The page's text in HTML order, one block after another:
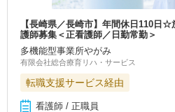
【長崎県／長崎市】年間休日110日
護師募集＜正看護師／日勤常勤＞
多機能型事業所やがみ
有限会社総合療育リハ・サービス
転職支援サービス経由
看護師 / 正職員